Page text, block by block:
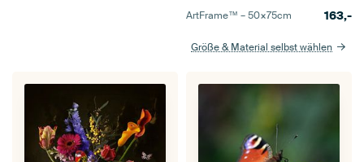
ArtFrame™ –50×75cm 163,-
Größe & Material selbst wählen